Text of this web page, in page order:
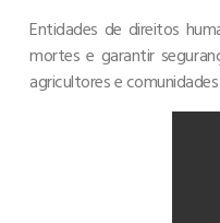
Entidades de direitos
mortes e garantir
agricultores e